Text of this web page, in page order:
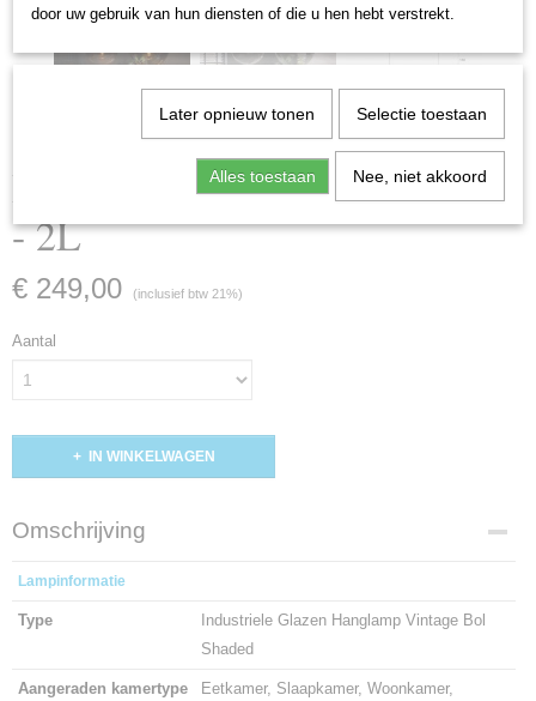
Hanglamp Bubble Shaded XL
- 2L
€ 249,00 (inclusief btw 21%)
Aantal
IN WINKELWAGEN
Omschrijving
Lampinformatie
Type
Industriele Glazen Hanglamp Vintage Bol
Shaded
Aangeraden kamertype
Eetkamer, Slaapkamer, Woonkamer,
door uw gebruik van hun diensten of die u hen hebt verstrekt.
Later opnieuw tonen Selectie toestaan
Alles toestaan Nee, niet akkoord